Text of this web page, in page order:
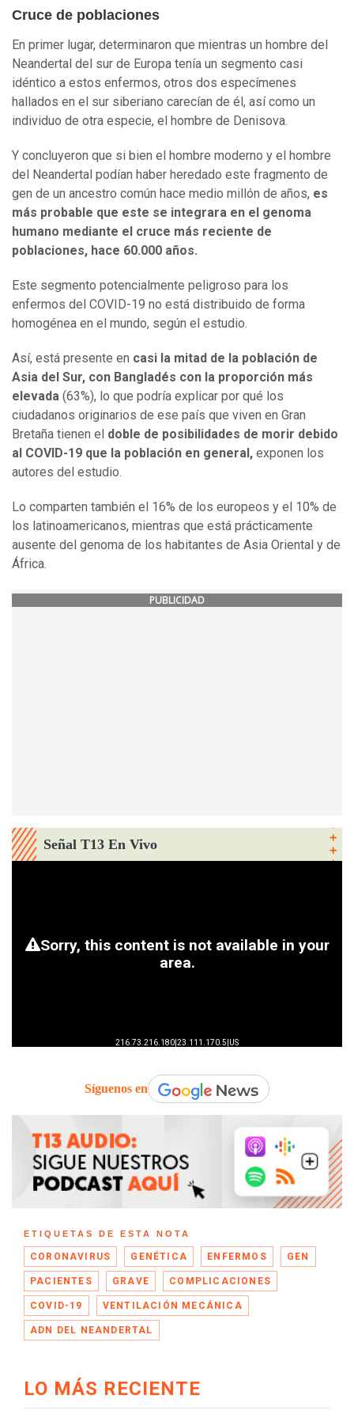
Cruce de poblaciones
En primer lugar, determinaron que mientras un hombre del
Neandertal del sur de Europa tenía un segmento casi
idéntico a estos enfermos, otros dos especímenes
hallados en el sur siberiano carecían de él, así como un
individuo de otra especie, el hombre de Denisova.
Y concluyeron que si bien el hombre moderno y el hombre
del Neandertal podían haber heredado este fragmento de
gen de un ancestro común hace medio millón de años, es
más probable que este se integrara en el genoma
humano mediante el cruce más reciente de
poblaciones, hace 60.000 años.
Este segmento potencialmente peligroso para los
enfermos del COVID-19 no está distribuido de forma
homogénea en el mundo, según el estudio.
Así, está presente en casi la mitad de la población de
Asia del Sur, con Bangladés con la proporción más
elevada (63%), lo que podría explicar por qué los
ciudadanos originarios de ese país que viven en Gran
Bretaña tienen el doble de posibilidades de morir debido
al COVID-19 que la población en general, exponen los
autores del estudio.
Lo comparten también el 16% de los europeos y el 10% de
los latinoamericanos, mientras que está prácticamente
ausente del genoma de los habitantes de Asia Oriental y de
África.
PUBLICIDAD
Señal T13 En Vivo
Síguenos en
ETIQUETAS DE ESTA NOTA
CORONAVIRUS GENÉTICA ENFERMOS GEN
PACIENTES GRAVE COMPLICACIONES
COVID-19 VENTILACIÓN MECÁNICA
ADN DEL NEANDERTAL
LO MÁS RECIENTE